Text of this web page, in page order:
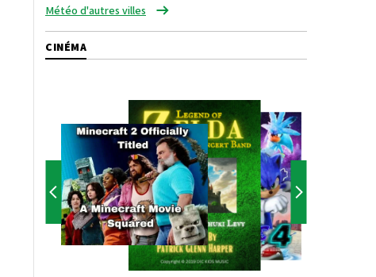
Météo d'autres villes
CINÉMA